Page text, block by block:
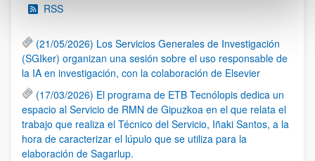
RSS
(21/05/2026) Los Servicios Generales de Investigación
(SGIker) organizan una sesión sobre el uso responsable de
la IA en investigación, con la colaboración de Elsevier
(17/03/2026) El programa de ETB Tecnólopis dedica un
espacio al Servicio de RMN de Gipuzkoa en el que relata el
trabajo que realiza el Técnico del Servicio, Iñaki Santos, a la
hora de caracterizar el lúpulo que se utiliza para la
elaboración de Sagarlup.